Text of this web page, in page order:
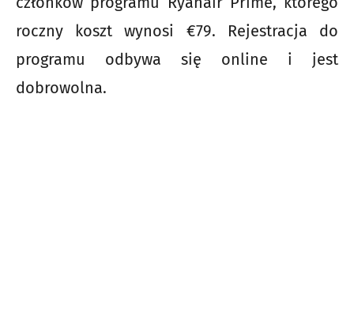
roczny koszt wynosi €79. Rejestracja do
programu odbywa się online i jest
dobrowolna.